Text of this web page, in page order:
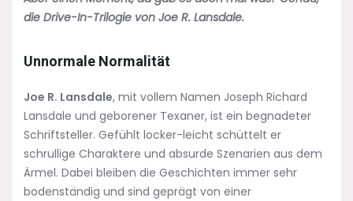
die Drive-In-Trilogie von Joe R. Lansdale.
Unnormale Normalität
Joe R. Lansdale, mit vollem Namen Joseph Richard
Lansdale und geborener Texaner, ist ein begnadeter
Schriftsteller. Gefühlt locker-leicht schüttelt er
schrullige Charaktere und absurde Szenarien aus dem
Ärmel. Dabei bleiben die Geschichten immer sehr
bodenständig und sind geprägt von einer